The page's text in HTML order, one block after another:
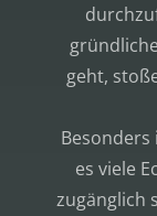
geht,
es viele
zugänglich